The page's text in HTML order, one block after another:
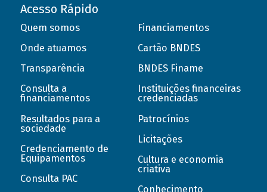
Acesso Rápido
Quem somos
Onde atuamos
Transparência
Consulta a
financiamentos
Resultados para a
sociedade
Credenciamento de
Equipamentos
Consulta PAC
Financiamentos
Cartão BNDES
BNDES Finame
Instituições financeiras
credenciadas
Patrocínios
Licitações
Cultura e economia
criativa
Conhecimento